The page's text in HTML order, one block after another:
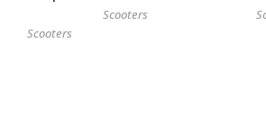
Scooters
Scooters